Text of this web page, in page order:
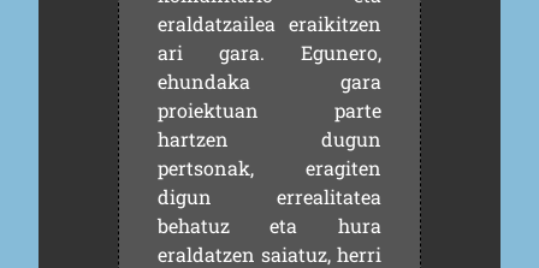
eraldatzailea eraikitzen
ari gara. Egunero,
ehundaka gara
proiektuan parte
hartzen dugun
pertsonak, eragiten
digun errealitatea
behatuz eta hura
eraldatzen saiatuz, herri